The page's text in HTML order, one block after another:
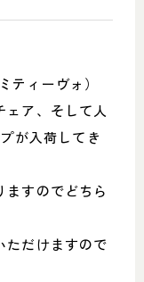
Google map
営業）
ィーヴォ）
ェア、そして人
が入荷してき
すのでどちら
ただけますので